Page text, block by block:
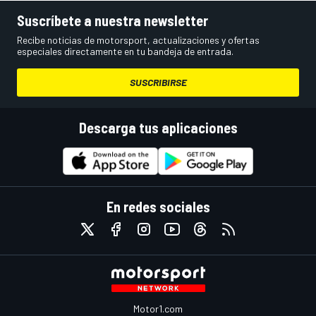
Suscríbete a nuestra newsletter
Recibe noticias de motorsport, actualizaciones y ofertas
especiales directamente en tu bandeja de entrada.
SUSCRIBIRSE
Descarga tus aplicaciones
En redes sociales
Motor1.com